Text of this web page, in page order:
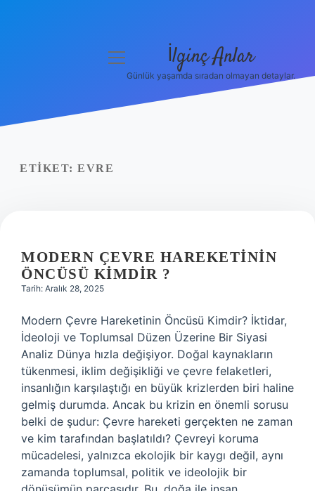
Yasal Uyarı
menüyü
İlginç Anlar
Günlük yaşamda sıradan olmayan detaylar.
ETIKET: EVRE
MODERN ÇEVRE HAREKETININ
ÖNCÜSÜ KIMDIR ?
Tarih: Aralık 28, 2025
Modern Çevre Hareketinin Öncüsü Kimdir? İktidar,
İdeoloji ve Toplumsal Düzen Üzerine Bir Siyasi
Analiz Dünya hızla değişiyor. Doğal kaynakların
tükenmesi, iklim değişikliği ve çevre felaketleri,
insanlığın karşılaştığı en büyük krizlerden biri haline
gelmiş durumda. Ancak bu krizin en önemli sorusu
belki de şudur: Çevre hareketi gerçekten ne zaman
ve kim tarafından başlatıldı? Çevreyi koruma
mücadelesi, yalnızca ekolojik bir kaygı değil, aynı
zamanda toplumsal, politik ve ideolojik bir